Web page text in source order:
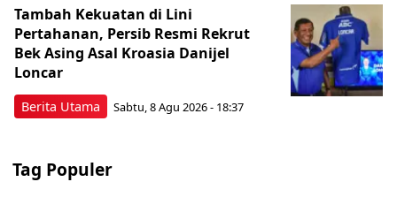
Berita Utama
Tambah Kekuatan di Lini
Pertahanan, Persib Resmi Rekrut
Bek Asing Asal Kroasia Danijel
Loncar
Sabtu, 8 Agu 2026 - 18:37
Tag Populer